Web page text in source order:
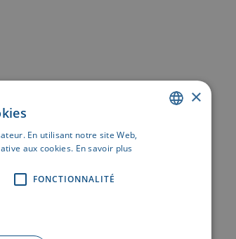
×
En utilisant notre site Web,
aux cookies. En savoir plus
FONCTIONNALITÉ